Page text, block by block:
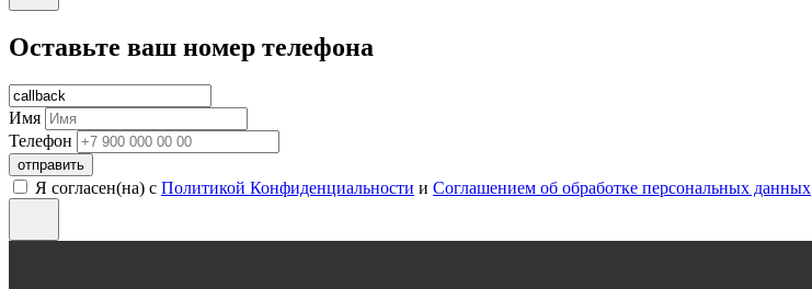
Оставьте ваш номер телефона
Имя
Телефон
отправить
Я согласен(на) с Политикой Конфиденциальности и Соглашением об обработке персональных данных